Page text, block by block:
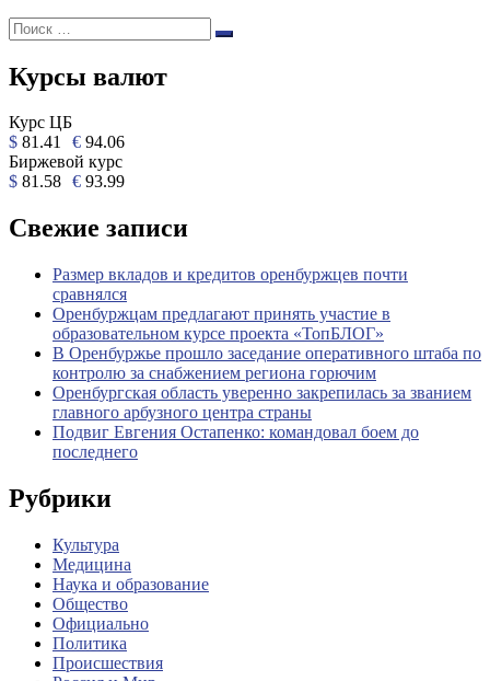
Поиск:
Поиск
Курсы валют
Курс ЦБ
$ 81.41 € 94.06
Биржевой курс
$ 81.58 € 93.99
Свежие записи
Размер вкладов и кредитов оренбуржцев почти
сравнялся
Оренбуржцам предлагают принять участие в
образовательном курсе проекта «ТопБЛОГ»
В Оренбуржье прошло заседание оперативного штаба по
контролю за снабжением региона горючим
Оренбургская область уверенно закрепилась за званием
главного арбузного центра страны
Подвиг Евгения Остапенко: командовал боем до
последнего
Рубрики
Культура
Медицина
Наука и образование
Общество
Официально
Политика
Происшествия